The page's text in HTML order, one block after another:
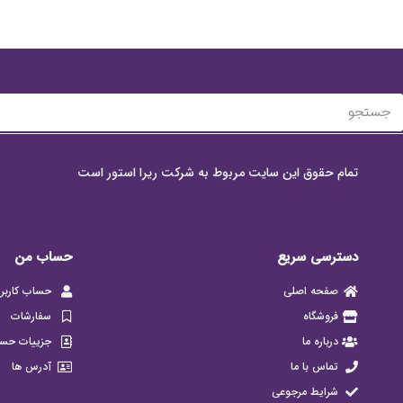
تمام حقوق این سایت مربوط به شرکت ریرا استور است
دسترسی سریع
صفحه اصلی
فروشگاه
درباره ما
تماس با ما
شرایط مرجوعی
حساب من
حساب
سفارشات
جزییات
آدرس ها